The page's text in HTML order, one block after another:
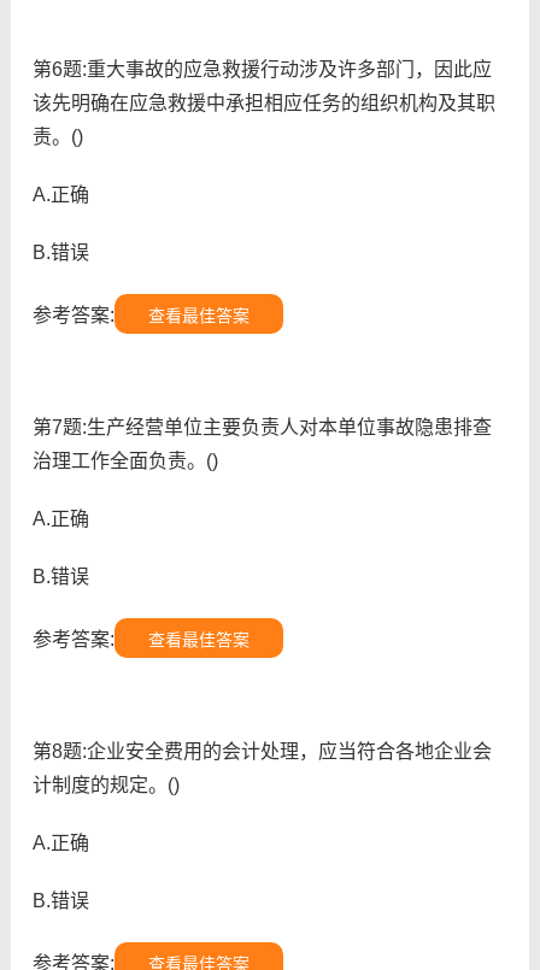
第6题:重大事故的应急救援行动涉及许多部门，因此应
该先明确在应急救援中承担相应任务的组织机构及其职
责。()
A.正确
B.错误
参考答案: 查看最佳答案
第7题:生产经营单位主要负责人对本单位事故隐患排查
治理工作全面负责。()
A.正确
B.错误
参考答案: 查看最佳答案
第8题:企业安全费用的会计处理，应当符合各地企业会
计制度的规定。()
A.正确
B.错误
参考答案: 查看最佳答案